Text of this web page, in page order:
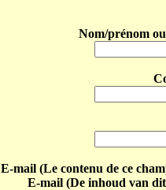
Nom/prénom
E-mail (Le contenu de ce
E-mail (De inhoud van